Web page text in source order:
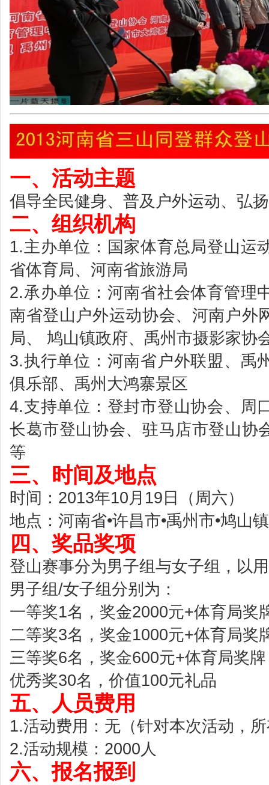
一、活动主题
倡导全民健身、普及户外运动、弘
二、组织机构
1.主办单位：国家体育总局登山运
省体育局、河南省旅游局
2.承办单位：河南省社会体育管理
南省登山户外运动协会、河南户外
局、 鸠山镇政府、禹州市摄影家协
3.执行单位：河南省户外联盟、禹
俱乐部、禹州大鸿寨景区
4.支持单位：登封市登山协会、周
长葛市登山协会、驻马店市登山协
等
三、时间及地点
时间：2013年10月19日（周六）
地点：河南省•许昌市•禹州市•鸠山
四、奖品奖项
登山赛事分为男子组与女子组，以
男子组/女子组分别为：
一等奖1名，奖金2000元+体育局奖
二等奖3名，奖金1000元+体育局奖
三等奖6名，奖金600元+体育局奖牌
优秀奖30名，价值100元礼品
五、人员费用
1.活动费用：无（针对本次活动，
2.活动规模：2000人
六、报名报到